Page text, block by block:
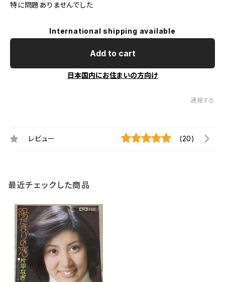
特に問題ありませんでした
International shipping available
Add to cart
日本国内にお住まいの方向け
通報する
レビュー (20)
最近チェックした商品